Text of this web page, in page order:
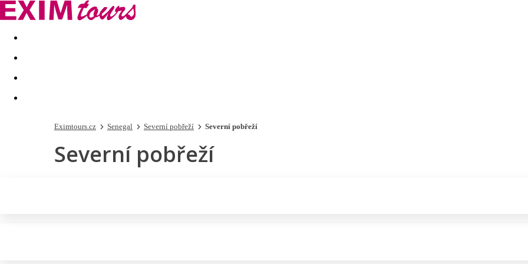
Akční nabídky Last minute
Eximtours.cz Senegal Severní pobřeží Severní pobřeží
Severní pobřeží